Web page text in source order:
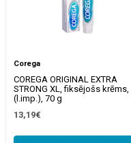
Corega
COREGA ORIGINAL EXTRA
STRONG XL, fiksējošs krēms,
(l.imp.), 70 g
13,19€